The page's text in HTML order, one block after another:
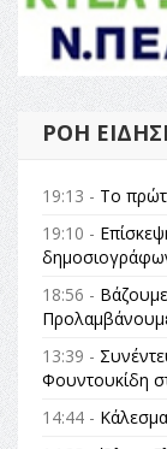
ΡΟΉ
19:13 - Το
19:10 -
18:56 -
13:39 -
Φουντουκίδη
14:44 -